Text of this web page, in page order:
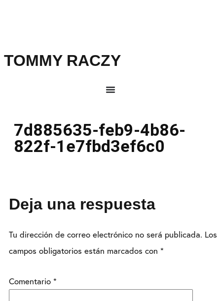
TOMMY RACZY
7d885635-feb9-4b86-
822f-1e7fbd3ef6c0
Deja una respuesta
Tu dirección de correo electrónico no será publicada. Los
campos obligatorios están marcados con *
Comentario *